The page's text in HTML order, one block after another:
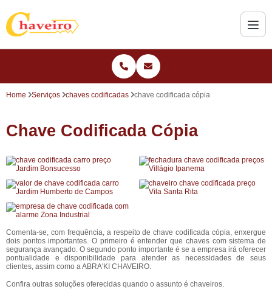
Home Serviços chaves codificadas chave codificada cópia
Chave Codificada Cópia
Comenta-se, com frequência, a respeito de chave codificada cópia, enxergue
dois pontos importantes. O primeiro é entender que chaves com sistema de
segurança avançado. O segundo ponto importante é se a empresa irá oferecer
pontualidade e disponibilidade para atender as necessidades de seus
clientes, assim como a ABRA'KI CHAVEIRO.
Confira outras soluções oferecidas quando o assunto é chaveiros.